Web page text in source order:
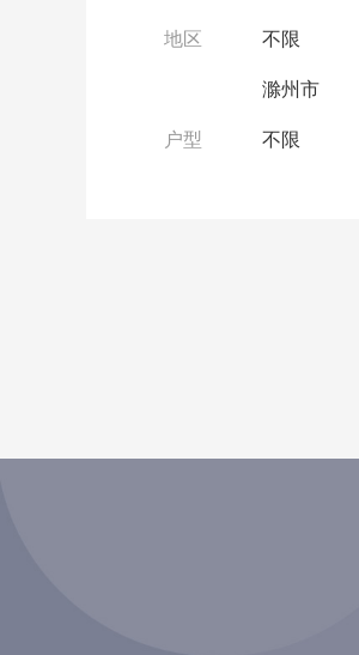
地区 不限
滁州市
户型 不限